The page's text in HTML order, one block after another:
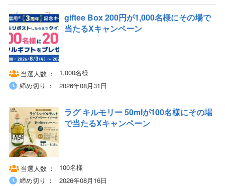
giftee Box 200円が1,000名様にその場で
当たるXキャンペーン
当選人数
1,000名様
締め切り
2026年08月31日
ラグ キルモリー 50mlが100名様にその場
で当たるXキャンペーン
当選人数
100名様
締め切り
2026年08月16日